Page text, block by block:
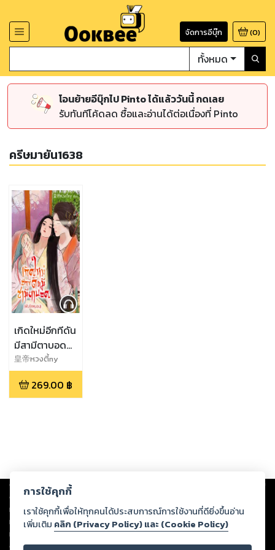
จัดการอีบุ๊ก (0)
ทั้งหมด
โอนย้ายอีบุ๊กไป Pinto ได้แล้ววันนี้ กดเลย
รับทันทีโค้ดลด ซื้อและอ่านได้ต่อเนื่องที่ Pinto
ครีษมายัน1638
เกิดใหม่อีกทีดัน
มีสามีตาบอด
(หนังสือเสียง)
皇帝หวงตี้ny
269.00 ฿
Copyright © 2026
ต่อผลงานหรือเนื้อหาใดที่อัปโหลดผ่านเว็บไซต์และปรากฏว่าละเมิดสิทธิใน
ทรัพย์สินทางปัญญาของบุคคลอื่นหรือขัดต่อกฎหมายและศีลธรรม ดังนั้น ผู้อ่าน
ทุกท่านโปรดใช้วิจารณญาณในการกลั่นกรองด้วยตนเอง และหากท่านพบว่าส่วน
หนึ่งส่วนใดขัดต่อกฎหมายและศีลธรรม กรุณาแจ้งมายังบริษัท เพื่อทีมงานจะได้
ดำเนินการในทันที ทั้งนี้ ทางสตอรี่ล็อกขอสงวนลิขสิทธิ์ตามพระราชบัญญัติ
การใช้คุกกี้
เราใช้คุกกี้เพื่อให้ทุกคนได้ประสบการณ์การใช้งานที่ดียิ่งขึ้นอ่าน
เพิ่มเติม คลิก (Privacy Policy) และ (Cookie Policy)